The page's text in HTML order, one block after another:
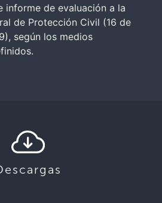
informe de evaluación a la
de Protección Civil (16 de
según los medios